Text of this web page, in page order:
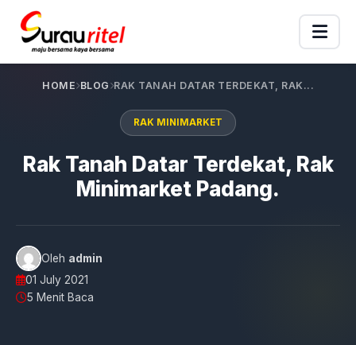
HOME BLOG RAK TANAH DATAR TERDEKAT, RAK...
RAK MINIMARKET
Rak Tanah Datar Terdekat, Rak
Minimarket Padang.
Oleh admin
01 July 2021
5 Menit Baca